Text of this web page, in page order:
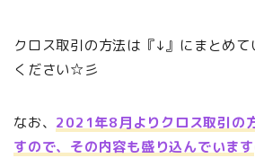
クロス取引の方法は『↓』にまとめ
ください☆彡
なお、 2021年8月よりクロス取引の
すので、その内容も盛り込んでいます